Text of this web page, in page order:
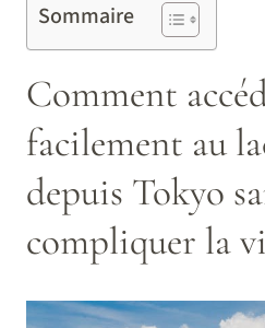
Sommaire
Comment
facilement au
depuis Tokyo
compliquer la